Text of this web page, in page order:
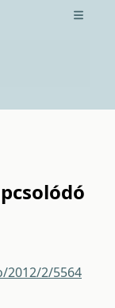
Open
2/5564